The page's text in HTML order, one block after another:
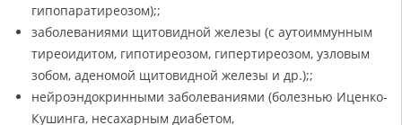
гипопаратиреозом);;
заболеваниями щитовидной железы (с аутоиммунным
тиреоидитом, гипотиреозом, гипертиреозом, узловым
зобом, аденомой щитовидной железы и др.);;
нейроэндокринными заболеваниями (болезнью Иценко-
Кушинга, несахарным диабетом,